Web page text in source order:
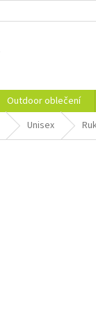
Outdoor oblečení
Unisex